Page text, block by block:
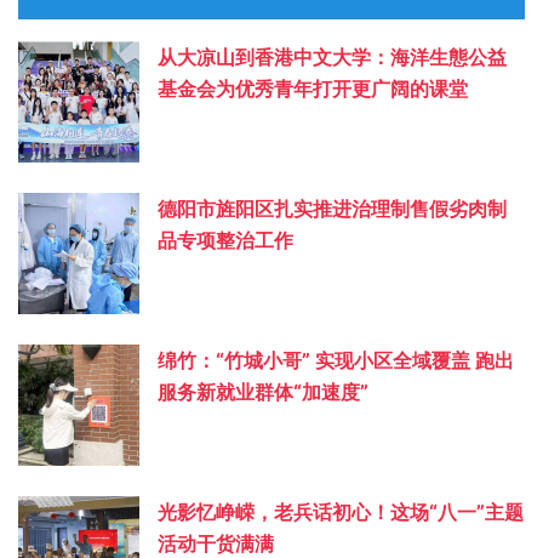
从大凉山到香港中文大学：海洋生態公益
基金会为优秀青年打开更广阔的课堂
德阳市旌阳区扎实推进治理制售假劣肉制
品专项整治工作
绵竹：“竹城小哥” 实现小区全域覆盖 跑出
服务新就业群体“加速度”
光影忆峥嵘，老兵话初心！这场“八一”主题
活动干货满满